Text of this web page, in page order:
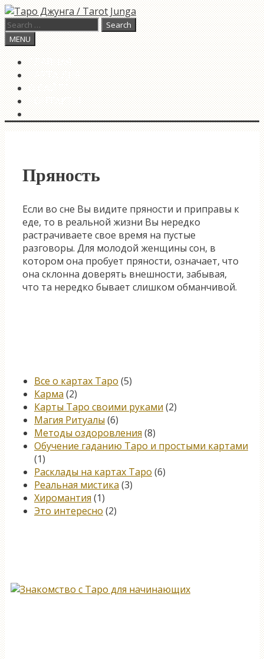
Skip
to
content
Search
for:
Search
MENU
ГЛАВНАЯ
КАРТА ДНЯ
О САЙТЕ
КОНТАКТЫ
SEARCH
Пряность
Если во сне Вы видите пряности и приправы к
еде, то в реальной жизни Вы нередко
растрачиваете свое время на пустые
разговоры. Для молодой женщины сон, в
котором она пробует пряности, означает, что
она склонна доверять внешности, забывая,
что та нередко бывает слишком обманчивой.
Все о картах Таро (5)
Карма (2)
Карты Таро своими руками (2)
Магия Ритуалы (6)
Методы оздоровления (8)
Обучение гаданию Таро и простыми картами
(1)
Расклады на картах Таро (6)
Реальная мистика (3)
Хиромантия (1)
Это интересно (2)